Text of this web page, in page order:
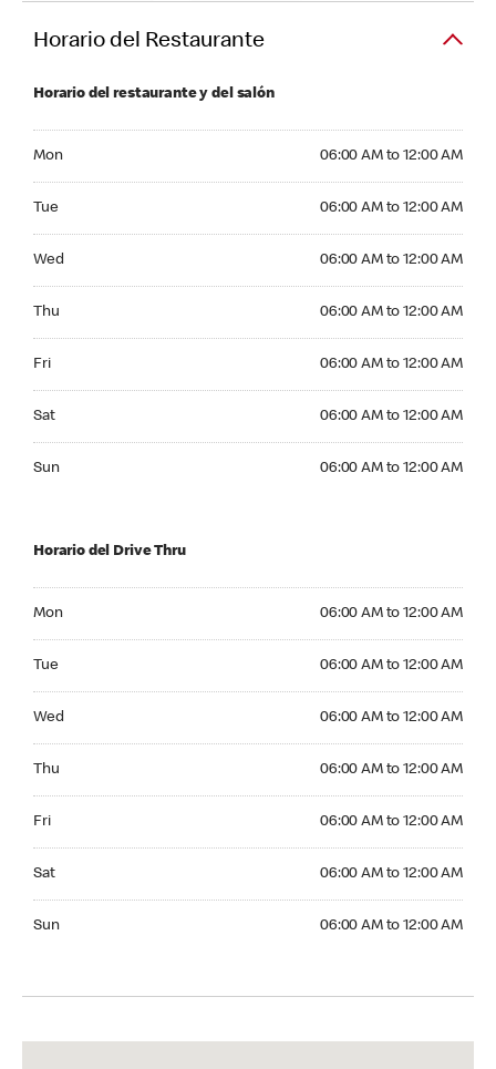
Horario del Restaurante
Horario del restaurante y del salón
Mon 06:00 AM to 12:00 AM
Tue 06:00 AM to 12:00 AM
Wed 06:00 AM to 12:00 AM
Thu 06:00 AM to 12:00 AM
Fri 06:00 AM to 12:00 AM
Sat 06:00 AM to 12:00 AM
Sun 06:00 AM to 12:00 AM
Horario del Drive Thru
Mon 06:00 AM to 12:00 AM
Tue 06:00 AM to 12:00 AM
Wed 06:00 AM to 12:00 AM
Thu 06:00 AM to 12:00 AM
Fri 06:00 AM to 12:00 AM
Sat 06:00 AM to 12:00 AM
Sun 06:00 AM to 12:00 AM